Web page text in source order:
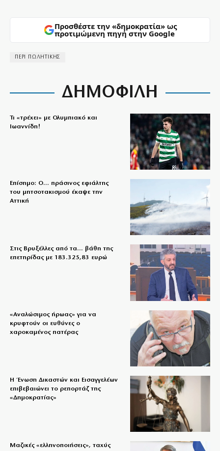
Προσθέστε την «δημοκρατία» ως
προτιμώμενη πηγή στην Google
ΠΕΡΙ ΠΩΛΗΤΙΚΗΣ
ΔΗΜΟΦΙΛΗ
Τι «τρέχει» με Ολυμπιακό και
Ιωαννίδη!
Επίσημο: Ο… πράσινος εφιάλτης
του μητσοτακισμού έκαψε την
Αττική
Στις Βρυξέλλες από τα… βάθη της
επετηρίδας με 183.325,83 ευρώ
«Aναλώσιμος ήρωας» για να
κρυφτούν οι ευθύνες ο
χαροκαμένος πατέρας
Η Ένωση Δικαστών και Εισαγγελέων
επιβεβαιώνει το ρεπορτάζ της
«Δημοκρατίας»
Μαζικές «ελληνοποιήσεις», ταχύς